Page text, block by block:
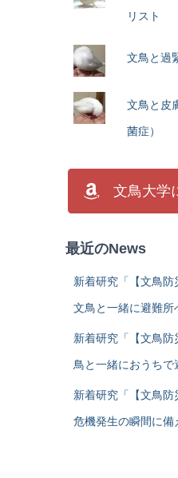
リスト
文鳥と過
文鳥と皮
菌症）
文鳥大学
最近のNews
新着研究「【文鳥
文鳥と一緒に避難所
新着研究「【文鳥
鳥と一緒におうちで
新着研究「【文鳥
危機発生の瞬間に備